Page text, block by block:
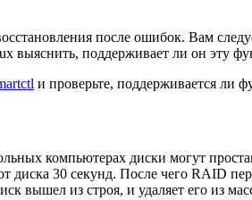
после ошибок. Вам
выяснить, поддерживает ли он эту
и проверьте, поддерживается ли
компьютерах диски могут
30 секунд. После чего RAID
вышел из строя, и удаляет его из